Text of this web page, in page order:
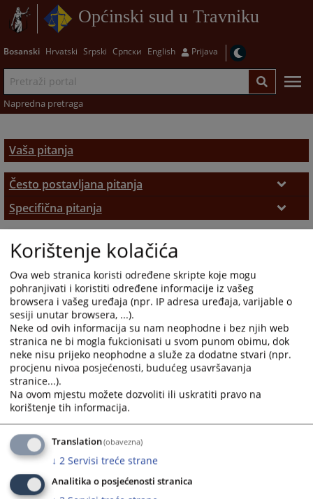
Općinski sud u Travniku
Bosanski Hrvatski Srpski Српски English Prijava
Napredna pretraga
Vaša pitanja
Često postavljana pitanja
Često postavljana pitanja
Specifična pitanja
Zemljišno-knjižni izvadak
Registar poslovnih subjekata
Korištenje kolačića
Ova web stranica koristi određene skripte koje mogu
pohranjivati i koristiti određene informacije iz vašeg
browsera i vašeg uređaja (npr. IP adresa uređaja, varijable o
sesiji unutar browsera, ...).
Neke od ovih informacija su nam neophodne i bez njih web
stranica ne bi mogla fukcionisati u svom punom obimu, dok
neke nisu prijeko neophodne a služe za dodatne stvari (npr.
procjenu nivoa posjećenosti, budućeg usavršavanja
stranice...).
Na ovom mjestu možete dozvoliti ili uskratiti pravo na
korištenje tih informacija.
Translation(obavezna)
↓ 2 Servisi treće strane
Analitika o posjećenosti stranica